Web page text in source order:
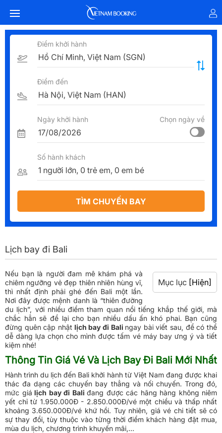
Điểm khởi hành
Điểm đến
Ngày khởi hành Chọn ngày về
Số hành khách
TÌM CHUYẾN BAY
Lịch bay đi Bali
Mục lục [Hiện]
Nếu bạn là người đam mê khám phá và
chiêm ngưỡng vẻ đẹp thiên nhiên hùng vĩ,
thì nhất định phải ghé đến Bali một lần.
Nơi đây được mệnh danh là “thiên đường
du lịch”, với nhiều điểm tham quan nổi tiếng khắp thế giới, mà
chắc hẳn sẽ để lại cho bạn nhiều dấu ấn khó phai. Bạn cũng
đừng quên cập nhật lịch bay đi Bali ngay bài viết sau, để có thể
dễ dàng lựa chọn cho mình được tấm vé máy bay ưng ý và tiết
kiệm nhé!
Thông Tin Giá Vé Và Lịch Bay Đi Bali Mới Nhất
Hành trình du lịch đến Bali khởi hành từ Việt Nam đang được khai
thác đa dạng các chuyến bay thẳng và nối chuyến. Trong đó,
mức giá lịch bay đi Bali đang được các hãng hàng không niêm
yết chỉ từ 1.950.000Đ - 2.850.000Đ/vé một chiều và thấp nhất
khoảng 3.650.000Đ/vé khứ hồi. Tuy nhiên, giá vé chi tiết sẽ có
sự thay đổi, tùy thuộc vào từng thời điểm khách hàng đặt mua,
mùa du lịch, chương trình khuyến mãi,...